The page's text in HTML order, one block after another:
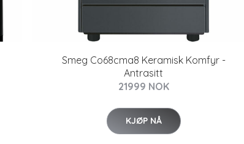
Smeg Co68cma8 Keramisk Komfyr -
Antrasitt
21999 NOK
KJØP NÅ